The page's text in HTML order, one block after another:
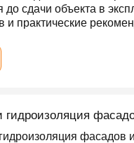
до сдачи объекта в
и практические
гидроизоляция